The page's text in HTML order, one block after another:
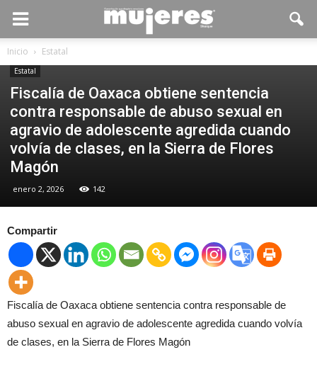
Inicio Estatal
Estatal
Fiscalía de Oaxaca obtiene sentencia
contra responsable de abuso sexual en
agravio de adolescente agredida cuando
volvía de clases, en la Sierra de Flores
Magón
enero 2, 2026 142
Compartir
Fiscalía de Oaxaca obtiene sentencia contra responsable de
abuso sexual en agravio de adolescente agredida cuando volvía
de clases, en la Sierra de Flores Magón